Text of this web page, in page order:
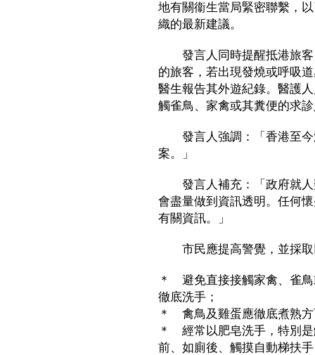
地有關衞生當局緊密聯繫，
織的最新建議。
發言人同時提醒抵港旅客
的旅客，若出現發燒或呼吸
醫生報告其外遊紀錄。醫護
觸雀鳥、家禽或其糞便的求
發言人強調：「香港至今
案。」
發言人補充：「政府就人
會盡量做到資訊透明。任何
有關資訊。」
市民應提高警覺，並採取
＊ 避免直接接觸家禽、雀
徹底洗手；
＊ 禽鳥及雞蛋應徹底煮熟
＊ 經常以肥皂洗手，特別
前、如廁後、觸摸自動梯扶